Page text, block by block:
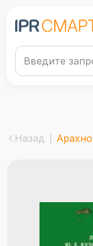
Назад